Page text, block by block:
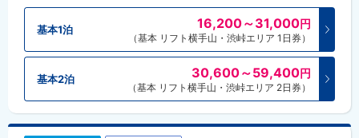
基本1泊 16,200～31,000円
（基本 リフト横手山・渋峠エリア 1日券）
基本2泊 30,600～59,400円
（基本 リフト横手山・渋峠エリア 2日券）